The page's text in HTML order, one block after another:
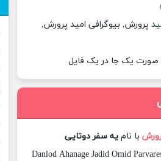
پرورش, بیوگرافی امید پرورش,
صورت یک جا در یک فایل
با نام یه سفر دوتایی
Danlod Ahanage Jadid Omid